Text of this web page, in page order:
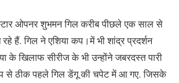
ओपनर शुभमन गिल करीब पीछले एक साल से
रहे हैं. गिल ने एशिया कप।में भी शांद्र प्रदर्शन
के खिलाफ सीरीज के भी उन्होंने जबरदस्त पारी
से ठीक पहले गिल डेंगू की चपेट में आ गए. जिसके